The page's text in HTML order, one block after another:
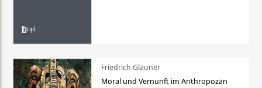
Friedrich Glauner
Moral und Vernunft im Anthropozän